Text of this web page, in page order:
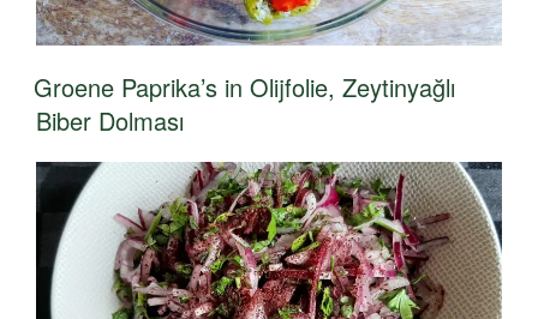
Groene Paprika’s in Olijfolie, Zeytinyağlı
Biber Dolması